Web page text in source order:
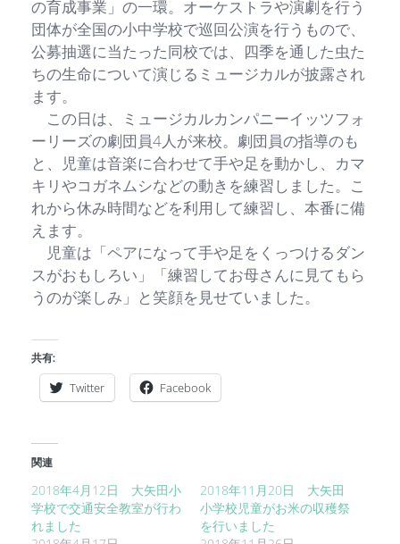
の育成事業」の一環。オーケストラや演劇を行う
団体が全国の小中学校で巡回公演を行うもので、
公募抽選に当たった同校では、四季を通した虫た
ちの生命について演じるミュージカルが披露され
ます。
この日は、ミュージカルカンパニーイッツフォ
ーリーズの劇団員4人が来校。劇団員の指導のも
と、児童は音楽に合わせて手や足を動かし、カマ
キリやコガネムシなどの動きを練習しました。こ
れから休み時間などを利用して練習し、本番に備
えます。
児童は「ペアになって手や足をくっつけるダン
スがおもしろい」「練習してお母さんに見てもら
うのが楽しみ」と笑顔を見せていました。
共有:
Twitter Facebook
関連
2018年4月12日 大矢田小
学校で交通安全教室が行わ
れました
2018年11月20日 大矢田
小学校児童がお米の収穫祭
を行いました